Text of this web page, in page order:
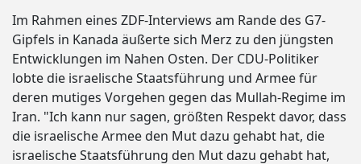
Im Rahmen eines ZDF-Interviews am Rande des G7-
Gipfels in Kanada äußerte sich Merz zu den jüngsten
Entwicklungen im Nahen Osten. Der CDU-Politiker
lobte die israelische Staatsführung und Armee für
deren mutiges Vorgehen gegen das Mullah-Regime im
Iran. "Ich kann nur sagen, größten Respekt davor, dass
die israelische Armee den Mut dazu gehabt hat, die
israelische Staatsführung den Mut dazu gehabt hat,